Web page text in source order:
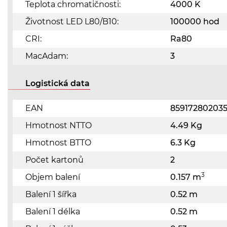
Teplota chromatičnosti:
4000 K
Životnost LED L80/B10:
100000 hod
CRI:
Ra80
MacAdam:
3
Logistická data
EAN
Hmotnost NTTO
4.49 Kg
Hmotnost BTTO
6.3 Kg
Počet kartonů
2
Objem balení
0.157 m3
Balení 1 šířka
0.52 m
Balení 1 délka
0.52 m